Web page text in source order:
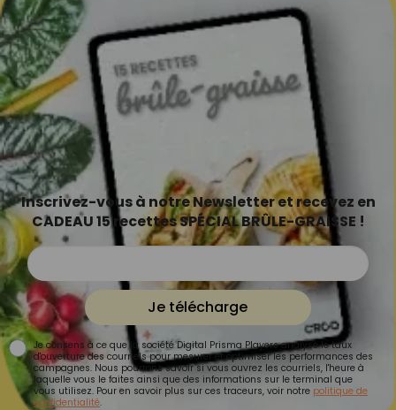
Inscrivez-vous à notre Newsletter et recevez en
CADEAU 15 recettes SPÉCIAL BRÛLE-GRAISSE !
Je télécharge
Je consens à ce que la société Digital Prisma Players analyse le taux
d'ouverture des courriels pour mesurer et optimiser les performances des
campagnes. Nous pourrons savoir si vous ouvrez les courriels, l'heure à
laquelle vous le faites ainsi que des informations sur le terminal que
vous utilisez. Pour en savoir plus sur ces traceurs, voir notre politique de
confidentialité.